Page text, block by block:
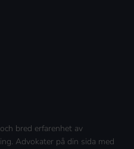
bred erfarenhet av
Advokater på din sida med